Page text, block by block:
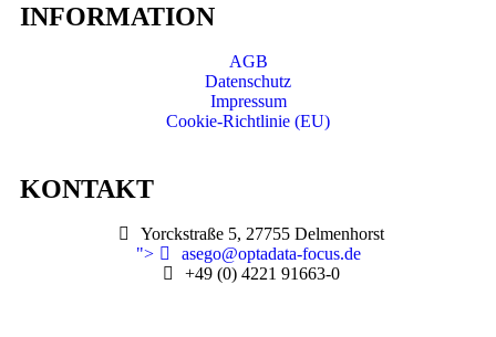
INFORMATION
AGB
Datenschutz
Impressum
Cookie-Richtlinie (EU)
KONTAKT
Yorckstraße 5, 27755 Delmenhorst
">
asego@optadata-focus.de
+49 (0) 4221 91663-0